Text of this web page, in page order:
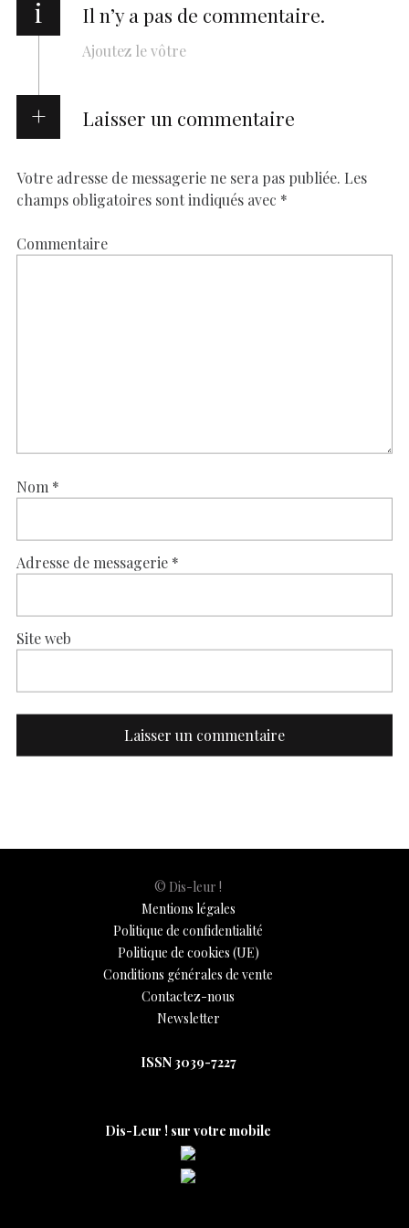
i Il n’y a pas de commentaire.
Ajoutez le vôtre
Laisser un commentaire
Votre adresse de messagerie ne sera pas publiée. Les
champs obligatoires sont indiqués avec *
Commentaire
Nom *
Adresse de messagerie *
Site web
© Dis-leur !
Mentions légales
Politique de confidentialité
Politique de cookies (UE)
Conditions générales de vente
Contactez-nous
Newsletter
ISSN 3039-7227
Dis-Leur ! sur votre mobile